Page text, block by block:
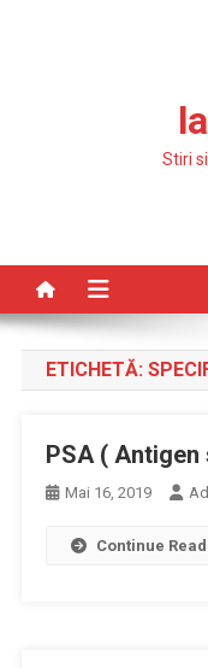
Stiri
ETICHETĂ:
PSA (
Mai 16, 2019
Continue